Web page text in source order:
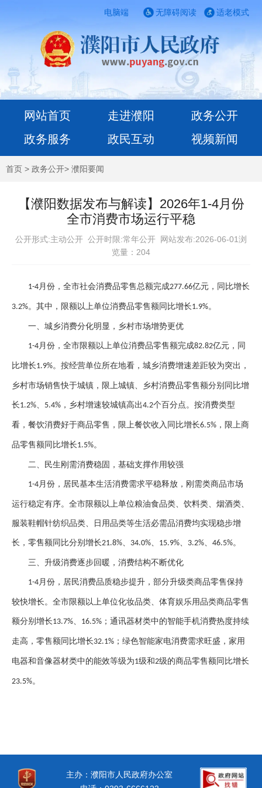
电脑端 适老模式
无障碍阅读
网站首页 走进濮阳
政务公开
政务服务
政民互动 视频新闻
首页 > 政务公开> 濮阳要闻
【濮阳数据发布与解读】2026年1-4月份
全市消费市场运行平稳
公开形式:主动公开 公开时限:常年公开
网站发布:2026-06-01浏
览量： 204
1-4月份，全市社会消费品零售总额完成277.66亿元，同比增长
3.2%。其中，限额以上单位消费品零售额同比增长1.9%。
一、 城乡消费分化明显，乡村市场增势更优
1-4月份，全市限额以上单位消费品零售额完成82.82亿元，同
比增长1.9%。按经营单位所在地看，城乡消费增速差距较为突出，
乡村市场销售快于城镇，限上城镇、乡村消费品零售额分别同比增
长1.2%、 5.4% ，乡村增速较城镇高出4.2个百分点。按消费类型
看，餐饮消费好于商品零售，限上餐饮收入同比增长6.5% ，限上商
品零售额同比增长1.5%。
二、 民生刚需消费稳固，基础支撑作用较强
1-4月份，居民基本生活消费需求平稳释放，刚需类商品市场
运行稳定有序。全市限额以上单位粮油食品类、饮料类、烟酒类、
服装鞋帽针纺织品类、日用品类等生活必需品消费均实现稳步增
长，零售额同比分别增长21.8%、 34.0%、 15.9%、 3.2%、 46.5%。
三、 升级消费逐步回暖，消费结构不断优化
1-4月份，居民消费品质稳步提升，部分升级类商品零售保持
较快增长。全市限额以上单位化妆品类、体育娱乐用品类商品零售
额分别增长13.7%、 16.5% ；通讯器材类中的智能手机消费热度持续
走高，零售额同比增长32.1% ；绿色智能家电消费需求旺盛，家用
电器和音像器材类中的能效等级为1级和2级的商品零售额同比增长
23.5%。
主办：濮阳市人民政府办公室